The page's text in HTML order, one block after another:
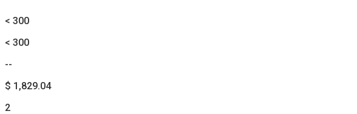
< 300
< 300
--
$ 1,829.04
2